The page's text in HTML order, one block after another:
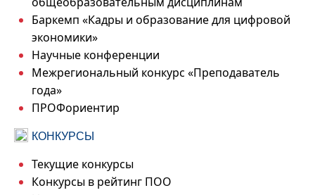
Баркемп «Кадры и образование для цифровой
экономики»
Научные конференции
Межрегиональный конкурс «Преподаватель
года»
ПРОФориентир
КОНКУРСЫ
Текущие конкурсы
Конкурсы в рейтинг ПОО